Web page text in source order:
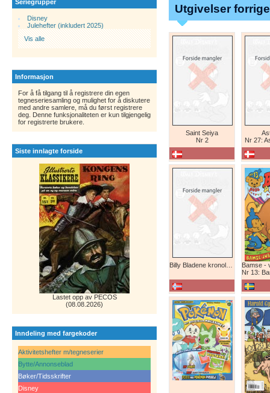
Seriegrupper
Disney
Julehefter (inkludert 2025)
Vis alle
Informasjon
For å få tilgang til å registrere din egen
tegneseriesamling og mulighet for å diskutere
med andre samlere, må du først registrere
deg. Denne funksjonaliteten er kun tilgjengelig
for registrerte brukere.
Siste innlagte forside
Lastet opp av PECOS
(08.08.2026)
Inndeling med fargekoder
Aktivitetshefter m/tegneserier
Bytte/Annonseblad
Bøker/Tidsskrifter
Disney
Utgivelser
Saint Seiya
Nr 2
Nr 27:
Nr 13: Bamse-